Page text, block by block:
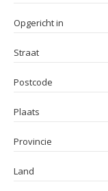
Opgericht in
Straat
Postcode
Plaats
Provincie
Land